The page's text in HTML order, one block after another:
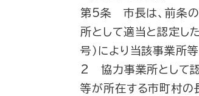
第5条 市長は、前条の
所として適当と認定し
号）により当該事業所
2 協力事業所として認
等が所在する市町村の